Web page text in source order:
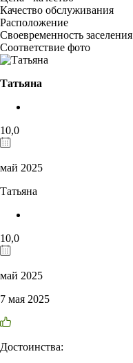
Качество обслуживания
Расположение
Своевременность заселения
Соответствие фото
Татьяна
10,0
май 2025
Татьяна
10,0
май 2025
7 мая 2025
Достоинства: